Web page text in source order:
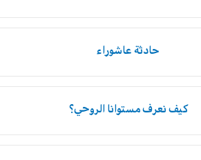
حادثة عاشوراء
كيف نعرف مستوانا الروحي؟